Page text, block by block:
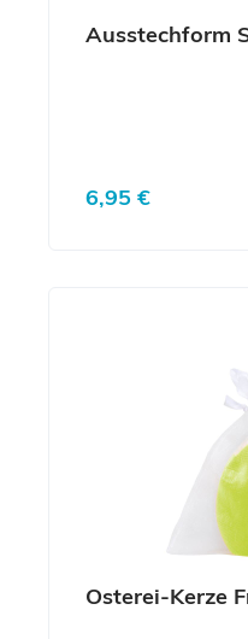
Ausstechform
Regulärer Preis:
6,95 €
Osterei-Kerze